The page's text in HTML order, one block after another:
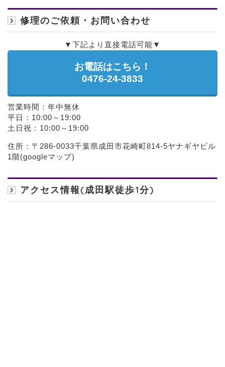
修理のご依頼・お問い合わせ
▼下記より直接電話可能▼
お電話はこちら！
0476-24-3833
営業時間：年中無休
平日：10:00～19:00
土日祝：10:00～19:00
住所：〒286-0033千葉県成田市花崎町814-5ヤナギヤビル
1階(googleマップ)
アクセス情報(成田駅徒歩1分)